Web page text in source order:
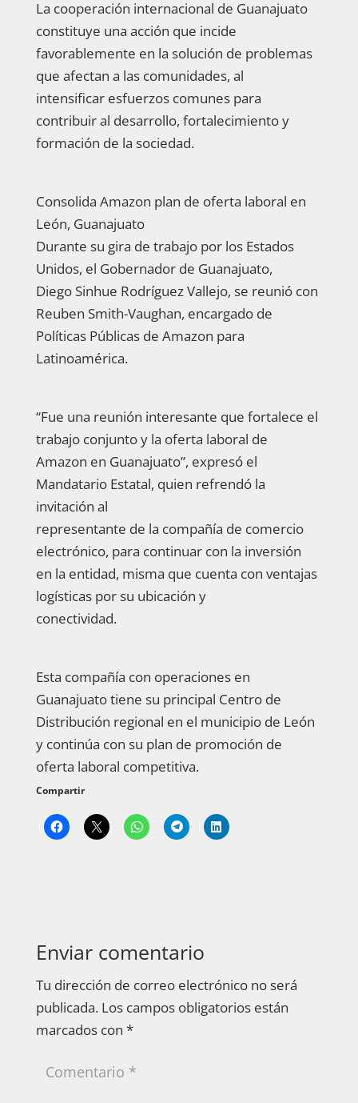
La cooperación internacional de Guanajuato
constituye una acción que incide
favorablemente en la solución de problemas
que afectan a las comunidades, al
intensificar esfuerzos comunes para
contribuir al desarrollo, fortalecimiento y
formación de la sociedad.
Consolida Amazon plan de oferta laboral en
León, Guanajuato
Durante su gira de trabajo por los Estados
Unidos, el Gobernador de Guanajuato,
Diego Sinhue Rodríguez Vallejo, se reunió con
Reuben Smith-Vaughan, encargado de
Políticas Públicas de Amazon para
Latinoamérica.
“Fue una reunión interesante que fortalece el
trabajo conjunto y la oferta laboral de
Amazon en Guanajuato”, expresó el
Mandatario Estatal, quien refrendó la
invitación al
representante de la compañía de comercio
electrónico, para continuar con la inversión
en la entidad, misma que cuenta con ventajas
logísticas por su ubicación y
conectividad.
Esta compañía con operaciones en
Guanajuato tiene su principal Centro de
Distribución regional en el municipio de León
y continúa con su plan de promoción de
oferta laboral competitiva.
Compartir
Enviar comentario
Tu dirección de correo electrónico no será
publicada. Los campos obligatorios están
marcados con *